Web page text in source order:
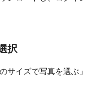
択
サイズで写真を選ぶ」